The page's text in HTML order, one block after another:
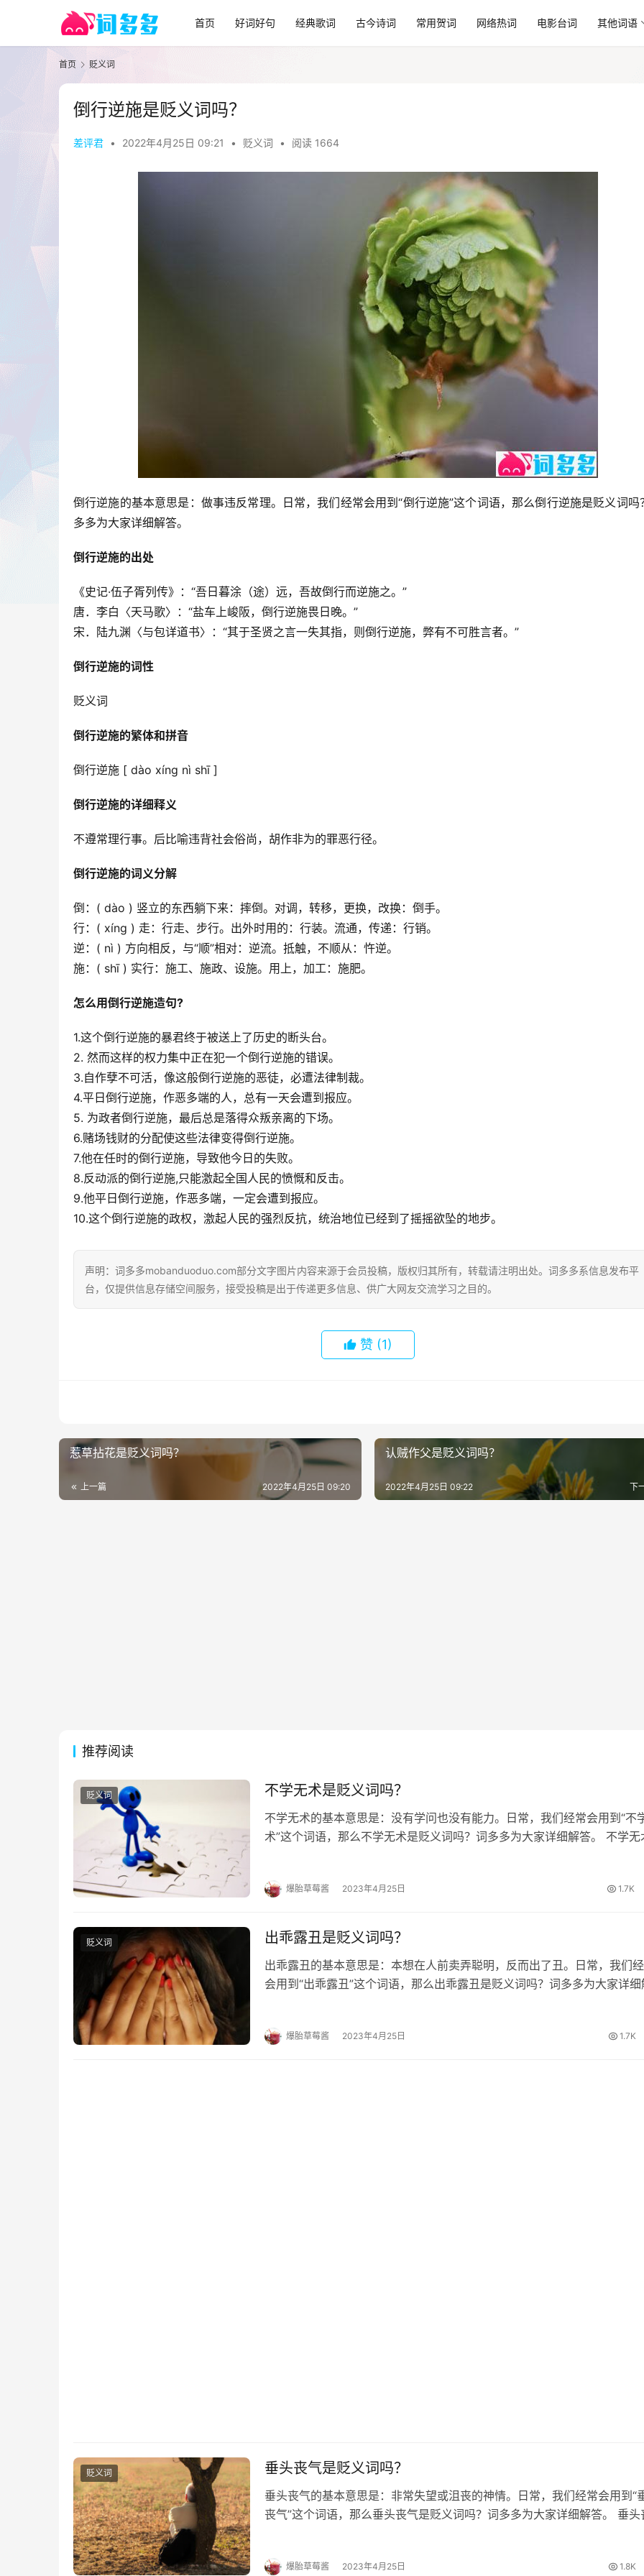
首页 好词好句 经典歌词 古今诗词 常用贺词 网络热词 电影台词 其他词语
首页 贬义词
倒行逆施是贬义词吗？
差评君 • 2022年4月25日 09:21 • 贬义词 • 阅读 1664
倒行逆施的基本意思是：做事违反常理。日常，我们经常会用到“倒行逆施”这个词语，那么倒行逆施是贬义词吗
多多为大家详细解答。
倒行逆施的出处
《史记·伍子胥列传》：“吾日暮涂（途）远，吾故倒行而逆施之。”
唐．李白〈天马歌〉：“盐车上峻阪，倒行逆施畏日晚。”
宋．陆九渊〈与包详道书〉：“其于圣贤之言一失其指，则倒行逆施，弊有不可胜言者。”
倒行逆施的词性
贬义词
倒行逆施的繁体和拼音
倒行逆施 [ dào xíng nì shī ]
倒行逆施的详细释义
不遵常理行事。后比喻违背社会俗尚，胡作非为的罪恶行径。
倒行逆施的词义分解
倒：( dào ) 竖立的东西躺下来：摔倒。对调，转移，更换，改换：倒手。
行：( xíng ) 走：行走、步行。出外时用的：行装。流通，传递：行销。
逆：( nì ) 方向相反，与“顺”相对：逆流。抵触，不顺从：忤逆。
施：( shī ) 实行：施工、施政、设施。用上，加工：施肥。
怎么用倒行逆施造句?
1.这个倒行逆施的暴君终于被送上了历史的断头台。
2. 然而这样的权力集中正在犯一个倒行逆施的错误。
3.自作孽不可活，像这般倒行逆施的恶徒，必遭法律制裁。
4.平日倒行逆施，作恶多端的人，总有一天会遭到报应。
5. 为政者倒行逆施，最后总是落得众叛亲离的下场。
6.赌场钱财的分配使这些法律变得倒行逆施。
7.他在任时的倒行逆施，导致他今日的失败。
8.反动派的倒行逆施,只能激起全国人民的愤慨和反击。
9.他平日倒行逆施，作恶多端，一定会遭到报应。
10.这个倒行逆施的政权，激起人民的强烈反抗，统治地位已经到了摇摇欲坠的地步。
声明：词多多mobanduoduo.com部分文字图片内容来源于会员投稿，版权归其所有，转载请注明出处。词多多系信息发布平
台，仅提供信息存储空间服务，接受投稿是出于传递更多信息、供广大网友交流学习之目的。
赞 (1)
惹草拈花是贬义词吗？
上一篇 2022年4月25日 09:20
认贼作父是贬义词吗？
下
2022年4月25日 09:22
推荐阅读
贬义词 不学无术是贬义词吗？
不学无术的基本意思是：没有学问也没有能力。日常，我们经常会用到“不
术”这个词语，那么不学无术是贬义词吗？词多多为大家详细解答。 不学无
爆胎草莓酱 2023年4月25日 1.7K
贬义词 出乖露丑是贬义词吗？
出乖露丑的基本意思是：本想在人前卖弄聪明，反而出了丑。日常，我们
会用到“出乖露丑”这个词语，那么出乖露丑是贬义词吗？词多多为大家详细
爆胎草莓酱 2023年4月25日 1.7K
贬义词 垂头丧气是贬义词吗？
垂头丧气的基本意思是：非常失望或沮丧的神情。日常，我们经常会用到“
丧气”这个词语，那么垂头丧气是贬义词吗？词多多为大家详细解答。 垂头
爆胎草莓酱 2023年4月25日 1.8K